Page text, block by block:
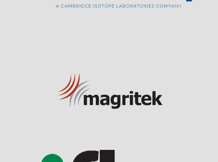
Visit Sponsor Page